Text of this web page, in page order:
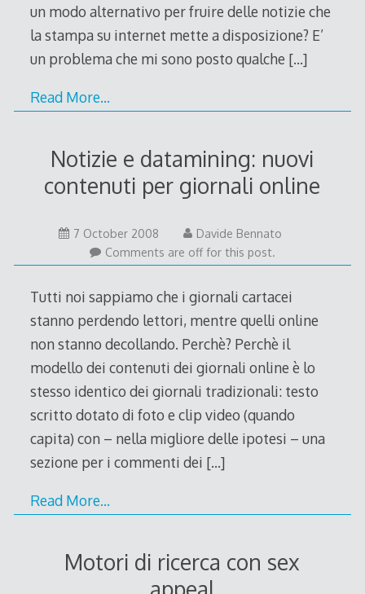
un modo alternativo per fruire delle notizie che
la stampa su internet mette a disposizione? E’
un problema che mi sono posto qualche […]
Read More…
Notizie e datamining: nuovi
contenuti per giornali online
7 October 200826
October
2008
Davide Bennato
Comments are off for this post.
Tutti noi sappiamo che i giornali cartacei
stanno perdendo lettori, mentre quelli online
non stanno decollando. Perchè? Perchè il
modello dei contenuti dei giornali online è lo
stesso identico dei giornali tradizionali: testo
scritto dotato di foto e clip video (quando
capita) con – nella migliore delle ipotesi – una
sezione per i commenti dei […]
Read More…
Motori di ricerca con sex